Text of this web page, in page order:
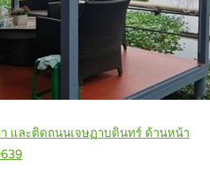
และติดถนนเจษฏาบดินทร์ ด้านหน้า